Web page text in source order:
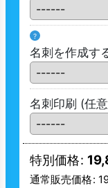
?
名刺を
名刺印刷 (任
特別価格:
通常販売価格: